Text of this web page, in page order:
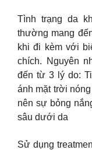
Tình trạng da
thường mang
khi đi kèm với
chích. Nguyên
đến từ 3 lý do:
ánh mặt trời
nên sự bỏng
sâu dưới da
Sử dụng